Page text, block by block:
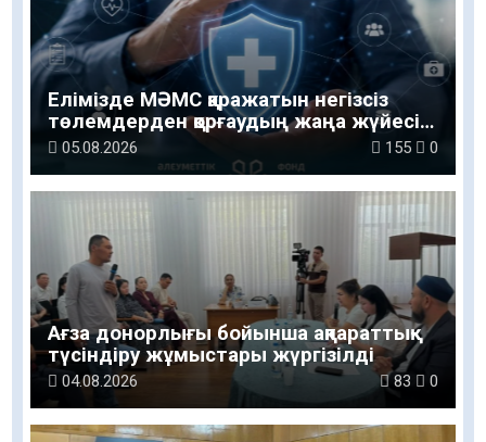
Елімізде МӘМС қаражатын негізсіз
төлемдерден қорғаудың жаңа жүйесі
құрылуда
05.08.2026 155 0
Ағза донорлығы бойынша ақпараттық-
түсіндіру жұмыстары жүргізілді
04.08.2026 83 0